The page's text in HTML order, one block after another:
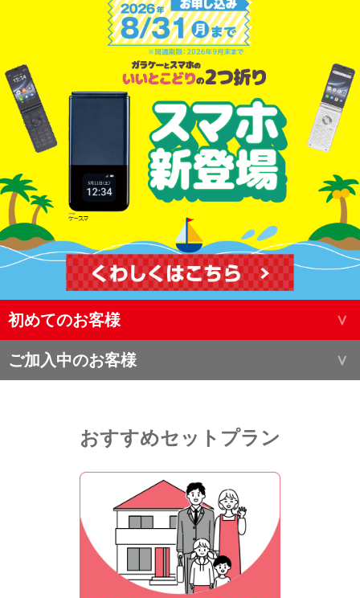
初めてのお客様
ご加入中のお客様
おすすめセットプラン